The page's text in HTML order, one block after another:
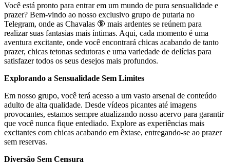
Você está pronto para entrar em um mundo de pura sensualidade e
prazer? Bem-vindo ao nosso exclusivo grupo de putaria no
Telegram, onde as Chavalas 🔞 mais ardentes se reúnem para
realizar suas fantasias mais íntimas. Aqui, cada momento é uma
aventura excitante, onde você encontrará chicas acabando de tanto
prazer, chicas tetonas sedutoras e uma variedade de delícias para
satisfazer todos os seus desejos mais profundos.
Explorando a Sensualidade Sem Limites
Em nosso grupo, você terá acesso a um vasto arsenal de conteúdo
adulto de alta qualidade. Desde vídeos picantes até imagens
provocantes, estamos sempre atualizando nosso acervo para garantir
que você nunca fique entediado. Explore as experiências mais
excitantes com chicas acabando em êxtase, entregando-se ao prazer
sem reservas.
Diversão Sem Censura